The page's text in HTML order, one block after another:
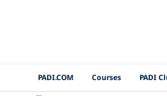
PADI
PADI.COM Courses PADI